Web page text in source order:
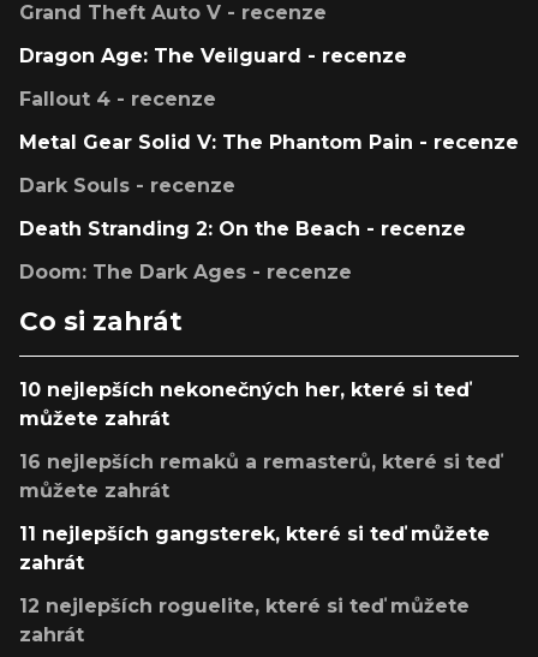
Grand Theft Auto V - recenze
Dragon Age: The Veilguard - recenze
Fallout 4 - recenze
Metal Gear Solid V: The Phantom Pain - recenze
Dark Souls - recenze
Death Stranding 2: On the Beach - recenze
Doom: The Dark Ages - recenze
Co si zahrát
10 nejlepších nekonečných her, které si teď
můžete zahrát
16 nejlepších remaků a remasterů, které si teď
můžete zahrát
11 nejlepších gangsterek, které si teď můžete
zahrát
12 nejlepších roguelite, které si teď můžete
zahrát